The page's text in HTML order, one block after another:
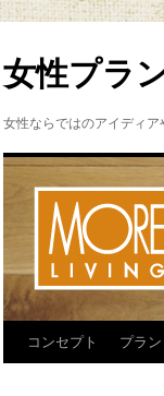
女性プラ
女性ならではのアイディア
コンセプト プラン